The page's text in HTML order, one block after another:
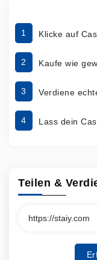
1 Klicke auf
2 Kaufe wie
3 Verdiene
4 Lass dein
Teilen &